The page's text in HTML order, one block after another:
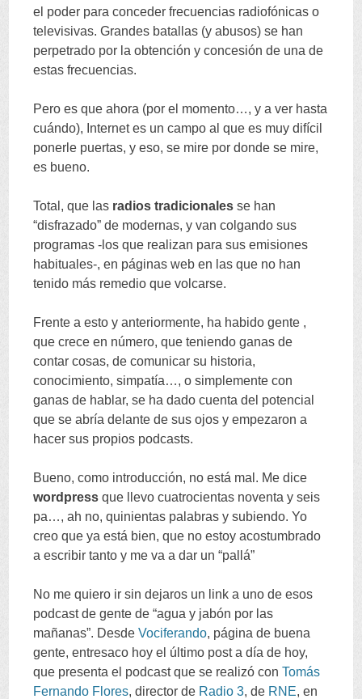
el poder para conceder frecuencias radiofónicas o
televisivas.Grandes batallas (y abusos)se han
perpetrado por la obtención y concesión de una de
estas frecuencias.
Pero es que ahora (por el momento…,y a ver hasta
cuándo), Internet es un campo al que es muy difícil
ponerle puertas,y eso,se mire por donde se mire,
es bueno.
Total ,que las radios tradicionales se han
“disfrazado”de modernas,y van colgando sus
programas -los que realizan para sus emisiones
habituales-,en páginas web en las que no han
tenido más remedio que volcarse.
Frente a esto y anteriormente, ha habido gente ,
que crece en número,que teniendo ganas de
contar cosas,de comunicar su historia,
conocimiento,simpatía…,o simplemente con
ganas de hablar,se ha dado cuenta del potencial
que se abría delante de sus ojos y empezaron a
hacer sus propios podcasts.
Bueno,como introducción, no está mal . Me dice
wordpress que llevo cuatrocientas noventa y seis
pa…,ah no,quinientas palabras y subiendo.Yo
creo que ya está bien,que no estoy acostumbrado
a escribir tanto y me va a dar un “pallá”
No me quiero ir sin dejaros un link a uno de esos
podcast de gente de “agua y jabón por las
mañanas”. Desde Vociferando, página de buena
gente,entresaco hoy el último post a día de hoy,
que presenta el podcast que se realizó con Tomás
Fernando Flores,director de Radio 3,de RNE,en